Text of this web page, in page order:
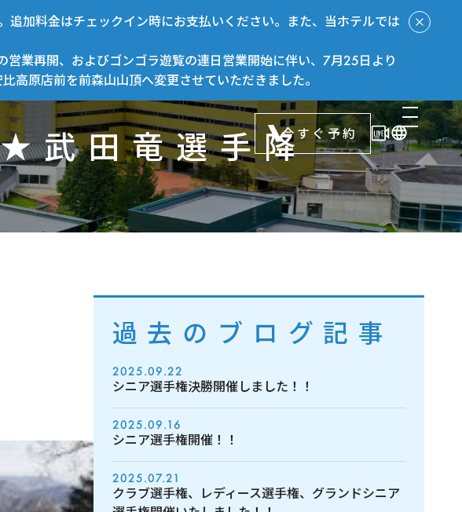
追加料金はチェックイン時にお支払いください。また、当ホテルでは
業再開、およびゴンゴラ遊覧の連日営業開始に伴い、7月25日より
原店前を前森山山頂へ変更させていただきました。
今すぐ予約
武田竜選手降
過去のブログ記事
2025.09.22
シニア選手権決勝開催しました！！
2025.09.16
シニア選手権開催！！
2025.07.21
クラブ選手権、レディース選手権、グランドシニア